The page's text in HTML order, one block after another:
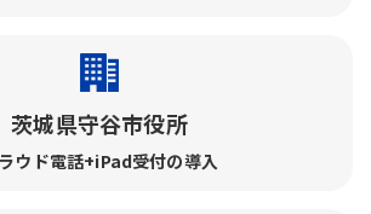
茨城県守谷市役所
ウド電話+iPad受付の導入